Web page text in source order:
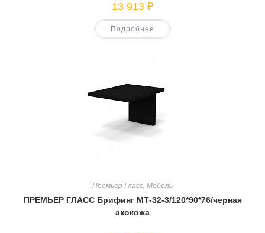
13 913 ₽
Подробнее
Премьер Гласс Мебель
ПРЕМЬЕР ГЛАСС Брифинг МТ-32-3/120*90*76/черная
экокожа